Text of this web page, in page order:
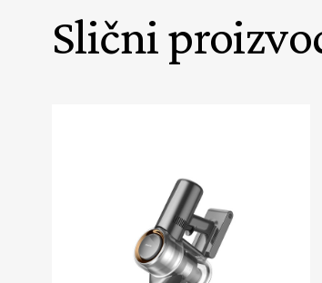
Slični